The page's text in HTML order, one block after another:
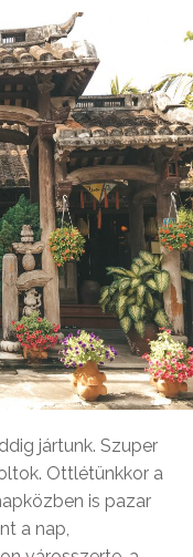
jártunk. Szuper
Ottlétünkkor a
is pazar
a nap,